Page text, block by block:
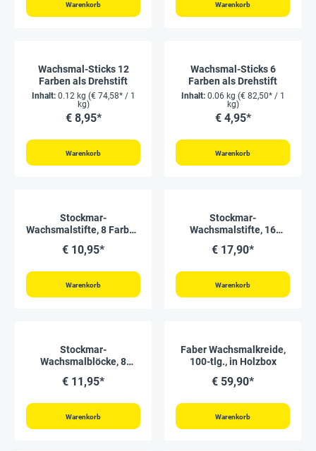
Warenkorb Warenkorb
Wachsmal-Sticks 12
Farben als Drehstift
Inhalt: 0.12 kg (€ 74,58* / 1
kg)
€ 8,95*
Warenkorb
Wachsmal-Sticks 6
Farben als Drehstift
Inhalt: 0.06 kg (€ 82,50* / 1
kg)
€ 4,95*
Warenkorb
Stockmar-
Wachsmalstifte, 8 Farben
€ 10,95*
Warenkorb
Stockmar-
Wachsmalstifte, 16
€ 17,90*
Warenkorb
Stockmar-
Wachsmalblöcke, 8
€ 11,95*
Warenkorb
Faber Wachsmalkreide,
100-tlg., in Holzbox
€ 59,90*
Warenkorb